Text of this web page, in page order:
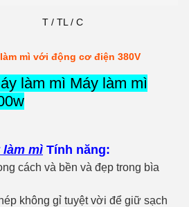
T / TL / C
mì với động cơ điện 380V
làm mì Máy làm mì
làm mì Tính năng:
cách và bền và đẹp trong bìa
không gỉ tuyệt vời để giữ sạch